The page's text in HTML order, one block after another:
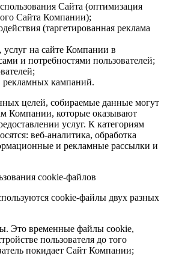
Сайта (оптимизация
Сайта Компании);
(таргетированная реклама
услуг на сайте Компании в
и потребностями пользователей;
рекламных кампаний.
целей, собираемые данные могут
Компании, которые оказывают
услуг. К категориям
веб-аналитика, обработка
и рекламные рассылки и
cookie-файлов
cookie-файлы двух разных
Это временные файлы cookie,
пользователя до того
покидает Сайт Компании;